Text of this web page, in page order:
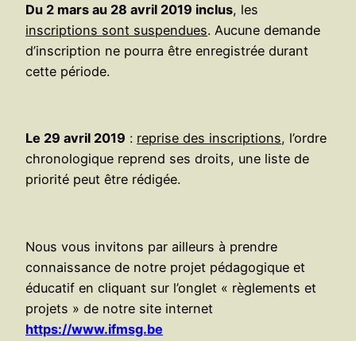
Du 2 mars au 28 avril 2019 inclus, les
inscriptions sont suspendues. Aucune demande
d’inscription ne pourra être enregistrée durant
cette période.
Le 29 avril 2019 : reprise des inscriptions, l’ordre
chronologique reprend ses droits, une liste de
priorité peut être rédigée.
Nous vous invitons par ailleurs à prendre
connaissance de notre projet pédagogique et
éducatif en cliquant sur l’onglet « règlements et
projets » de notre site internet
https://www.ifmsg.be